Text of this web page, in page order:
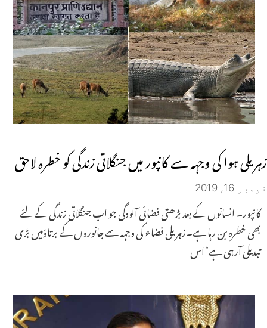
زہریلی ہوا کی وجہہ سے کانپور میں جنگلاتی زندگی کو خطرہ لاحق
نومبر 16, 2019
کانپور۔ انسانوں کے بعد بڑھتی فضائی آلودگی جو اب جنگلاتی زندگی کے لئے
بھی خطرہ بن رہا ہے۔زہریلی فضاء کی وجہہ سے جانوروں کے برتاؤمیں بڑی
تبدیلی آرہی ہے‘ اس